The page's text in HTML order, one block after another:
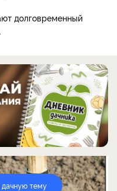
долговременный
дачную тему